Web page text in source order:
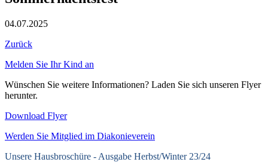
04.07.2025
Zurück
Melden Sie Ihr Kind an
Wünschen Sie weitere Informationen? Laden Sie sich unseren Flyer
herunter.
Download Flyer
Werden Sie Mitglied im Diakonieverein
Unsere Hausbroschüre - Ausgabe Herbst/Winter 23/24